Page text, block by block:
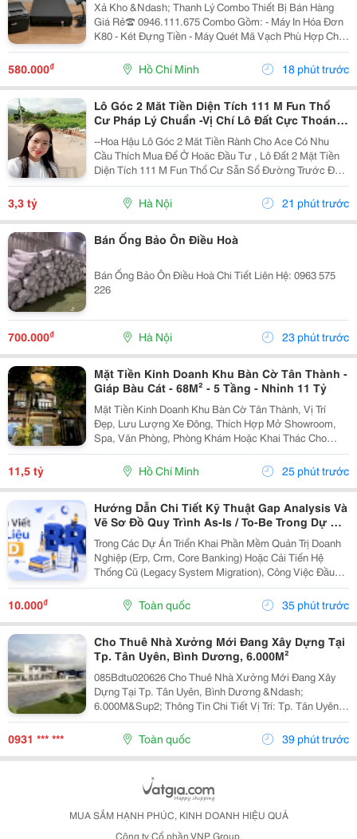
Xả Kho &Ndash; Thanh Lý Combo Thiết Bị Bán Hàng
Giá Rẻ☎️ 0946.111.675 Combo Gồm: - Máy In Hóa Đơn
K80 - Két Đựng Tiền - Máy Quét Mã Vạch Phù Hợp Cho
Tạp Hóa, Shop, Siêu Thị Mini, Quán Ăn, Cafe... ☎️ Liên
Hệ: 0946.111.675 Kazuko Việt Nam...
580.000₫ Hồ Chí Minh 18 phút trước
Lô Góc 2 Măt Tiền Diện Tích 111 M Fun Thổ
Cư Pháp Lý Chuẩn -Vị Chí Lô Đất Cực Thoáng
Mát ,Đất Nằm Mặt Đường Chục
--Hoa Hậu Lô Góc 2 Măt Tiền Rành Cho Ace Có Nhu
Cầu Thích Mua Để Ở Hoăc Đầu Tư , Lô Đất 2 Mặt Tiền
Diện Tích 111 M Fun Thổ Cư Sẫn Sổ Đường Trước Đất
Chuẩn Bị Đang Giải Nhựa Rộng 5,,5 M 2 Ô Tô Tránh
Nhau Vị Trí Đất Sát Trường Học Cấp 1 Thôn Thanh...
3,3 tỷ Hà Nội 21 phút trước
Bán Ống Bảo Ôn Điều Hoà
Bán Ống Bảo Ôn Điều Hoà Chi Tiết Liên Hệ: 0963 575
226
700.000₫ Hà Nội 23 phút trước
Mặt Tiền Kinh Doanh Khu Bàn Cờ Tân Thành -
Giáp Bàu Cát - 68M² - 5 Tầng - Nhỉnh 11 Tỷ
Mặt Tiền Kinh Doanh Khu Bàn Cờ Tân Thành, Vị Trí
Đẹp, Lưu Lượng Xe Đông, Thích Hợp Mở Showroom,
Spa, Văn Phòng, Phòng Khám Hoặc Khai Thác Cho
Thuê. Ưu Điểm Nổi Bật: Diện Tích: 68M&Sup2; Kết
Cấu: 4 Tầng + Sân Thượng 6 Phòng Ngủ Khép Kín...
11,5 tỷ Hồ Chí Minh 25 phút trước
Hướng Dẫn Chi Tiết Kỹ Thuật Gap Analysis Và
Vẽ Sơ Đồ Quy Trình As-Is / To-Be Trong Dự Án
Chuyển Đổi Số
Trong Các Dự Án Triển Khai Phần Mềm Quản Trị Doanh
Nghiệp (Erp, Crm, Core Banking) Hoặc Cải Tiến Hệ
Thống Cũ (Legacy System Migration), Công Việc Đầu
Tiên Và Quan Trọng Nhất Của It Ba Không Phải Là Nhảy
Vào Thiết Kế Ngay Tính Năng Mới. Thay Vào Đó,...
10.000₫ Toàn quốc 35 phút trước
Cho Thuê Nhà Xưởng Mới Đang Xây Dựng Tại
Tp. Tân Uyên, Bình Dương, 6.000M²
085Bdtu020626 Cho Thuê Nhà Xưởng Mới Đang Xây
Dựng Tại Tp. Tân Uyên, Bình Dương &Ndash;
6.000M&Sup2; Thông Tin Chi Tiết Vị Trí: Tp. Tân Uyên,
Bình Dương. Tổng Diện Tích Khuôn Viên Đất:
9.800M&Sup2; Diện Tích Sử Dụng Tổng Diện Tích Nhà
Xưởng:...
0931 *** *** Toàn quốc 39 phút trước
MUA SẮM HẠNH PHÚC, KINH DOANH HIỆU QUẢ
Công ty Cổ phần VNP Group.